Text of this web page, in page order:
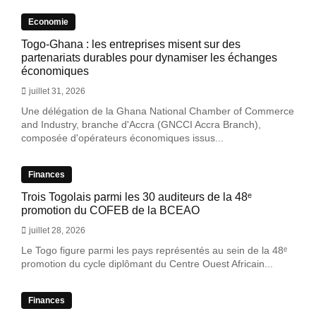
Economie
Togo-Ghana : les entreprises misent sur des
partenariats durables pour dynamiser les échanges
économiques
juillet 31, 2026
Une délégation de la Ghana National Chamber of Commerce
and Industry, branche d'Accra (GNCCI Accra Branch),
composée d'opérateurs économiques issus...
Finances
Trois Togolais parmi les 30 auditeurs de la 48ᵉ
promotion du COFEB de la BCEAO
juillet 28, 2026
Le Togo figure parmi les pays représentés au sein de la 48ᵉ
promotion du cycle diplômant du Centre Ouest Africain...
Finances